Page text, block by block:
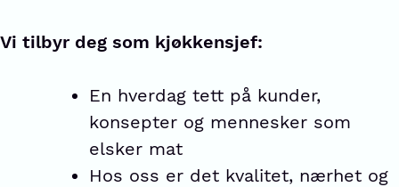
Vi tilbyr deg som kjøkkensjef:
En hverdag tett på kunder,
konsepter og mennesker som
elsker mat
Hos oss er det kvalitet, nærhet og